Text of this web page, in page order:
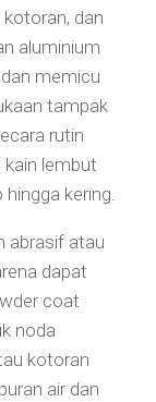
dan
aluminium
memicu
tampak
rutin
kain lembut
kering.
abrasif atau
dapat
coat
noda
kotoran
air dan